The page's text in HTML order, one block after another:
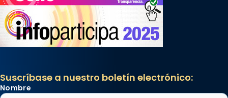
Suscríbase a nuestro boletín electrónico:
Nombre